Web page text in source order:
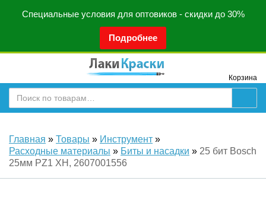
Специальные условия для оптовиков - скидки до 30%
Подробнее
Корзина
Главная » Товары » Инструмент »
Расходные материалы » Биты и насадки » 25 бит Bosch
25мм PZ1 XH, 2607001556